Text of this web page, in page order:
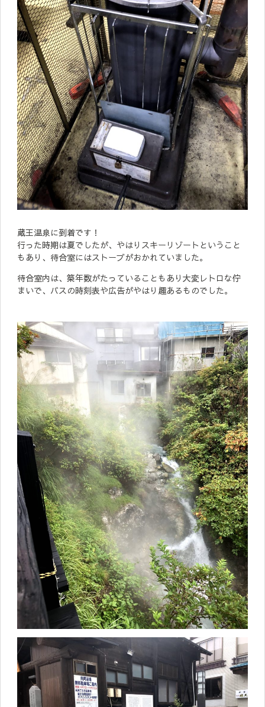
蔵王温泉に到着です！
行った時期は夏でしたが、やはりスキーリゾートということ
もあり、待合室にはストーブがおかれていました。
待合室内は、築年数がたっていることもあり大変レトロな佇
まいで、バスの時刻表や広告がやはり趣あるものでした。